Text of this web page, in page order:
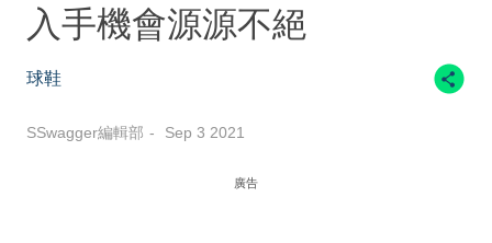
入手機會源源不絕
球鞋
SSwagger編輯部 Sep 3 2021
廣告